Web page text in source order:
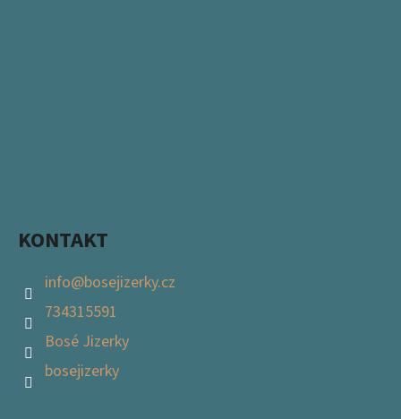
KONTAKT
info@bosejizerky.cz
734315591
Bosé Jizerky
bosejizerky